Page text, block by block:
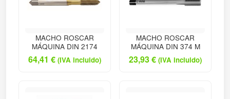
MACHO ROSCAR
MÁQUINA DIN 2174
64,41 € (IVA incluido)
MACHO ROSCAR
MÁQUINA DIN 374 M
23,93€ (IVA incluido)